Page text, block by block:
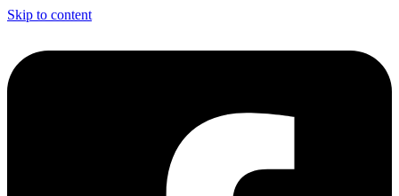
Skip to content